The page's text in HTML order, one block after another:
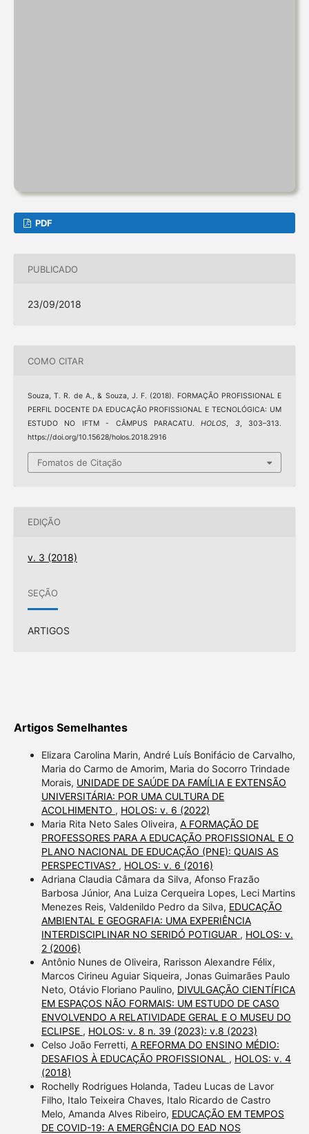
PDF
PUBLICADO
23/09/2018
COMO CITAR
Souza, T. R. de A., & Souza, J. F. (2018). FORMAÇÃO PROFISSIONAL E
PERFIL DOCENTE DA EDUCAÇÃO PROFISSIONAL E TECNOLÓGICA: UM
ESTUDO NO IFTM - CÂMPUS PARACATU.HOLOS, 3, 303–313.
https://doi.org/10.15628/holos.2018.2916
Fomatos de Citação
EDIÇÃO
v. 3 (2018)
SEÇÃO
ARTIGOS
Artigos Semelhantes
Elizara Carolina Marin, André Luís Bonifácio de Carvalho,
Maria do Carmo de Amorim, Maria do Socorro Trindade
Morais, UNIDADE DE SAÚDE DA FAMÍLIA E EXTENSÃO
UNIVERSITÁRIA: POR UMA CULTURA DE
ACOLHIMENTO , HOLOS: v. 6 (2022)
Maria Rita Neto Sales Oliveira, A FORMAÇÃO DE
PROFESSORES PARA A EDUCAÇÃO PROFISSIONAL E O
PLANO NACIONAL DE EDUCAÇÃO (PNE): QUAIS AS
PERSPECTIVAS? , HOLOS: v. 6 (2016)
Adriana Claudia Câmara da Silva, Afonso Frazão
Barbosa Júnior, Ana Luiza Cerqueira Lopes, Leci Martins
Menezes Reis, Valdenildo Pedro da Silva, EDUCAÇÃO
AMBIENTAL E GEOGRAFIA: UMA EXPERIÊNCIA
INTERDISCIPLINAR NO SERIDÓ POTIGUAR , HOLOS: v.
2 (2006)
Antônio Nunes de Oliveira, Rarisson Alexandre Félix,
Marcos Cirineu Aguiar Siqueira, Jonas Guimarães Paulo
Neto, Otávio Floriano Paulino, DIVULGAÇÃO CIENTÍFICA
EM ESPAÇOS NÃO FORMAIS: UM ESTUDO DE CASO
ENVOLVENDO A RELATIVIDADE GERAL E O MUSEU DO
ECLIPSE , HOLOS: v. 8 n. 39 (2023): v.8 (2023)
Celso João Ferretti, A REFORMA DO ENSINO MÉDIO:
DESAFIOS À EDUCAÇÃO PROFISSIONAL , HOLOS: v. 4
(2018)
Rochelly Rodrigues Holanda, Tadeu Lucas de Lavor
Filho, Italo Teixeira Chaves, Italo Ricardo de Castro
Melo, Amanda Alves Ribeiro, EDUCAÇÃO EM TEMPOS
DE COVID-19: A EMERGÊNCIA DO EAD NOS